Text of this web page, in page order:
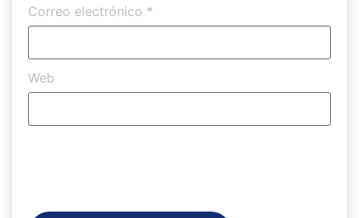
Correo electrónico *
Web